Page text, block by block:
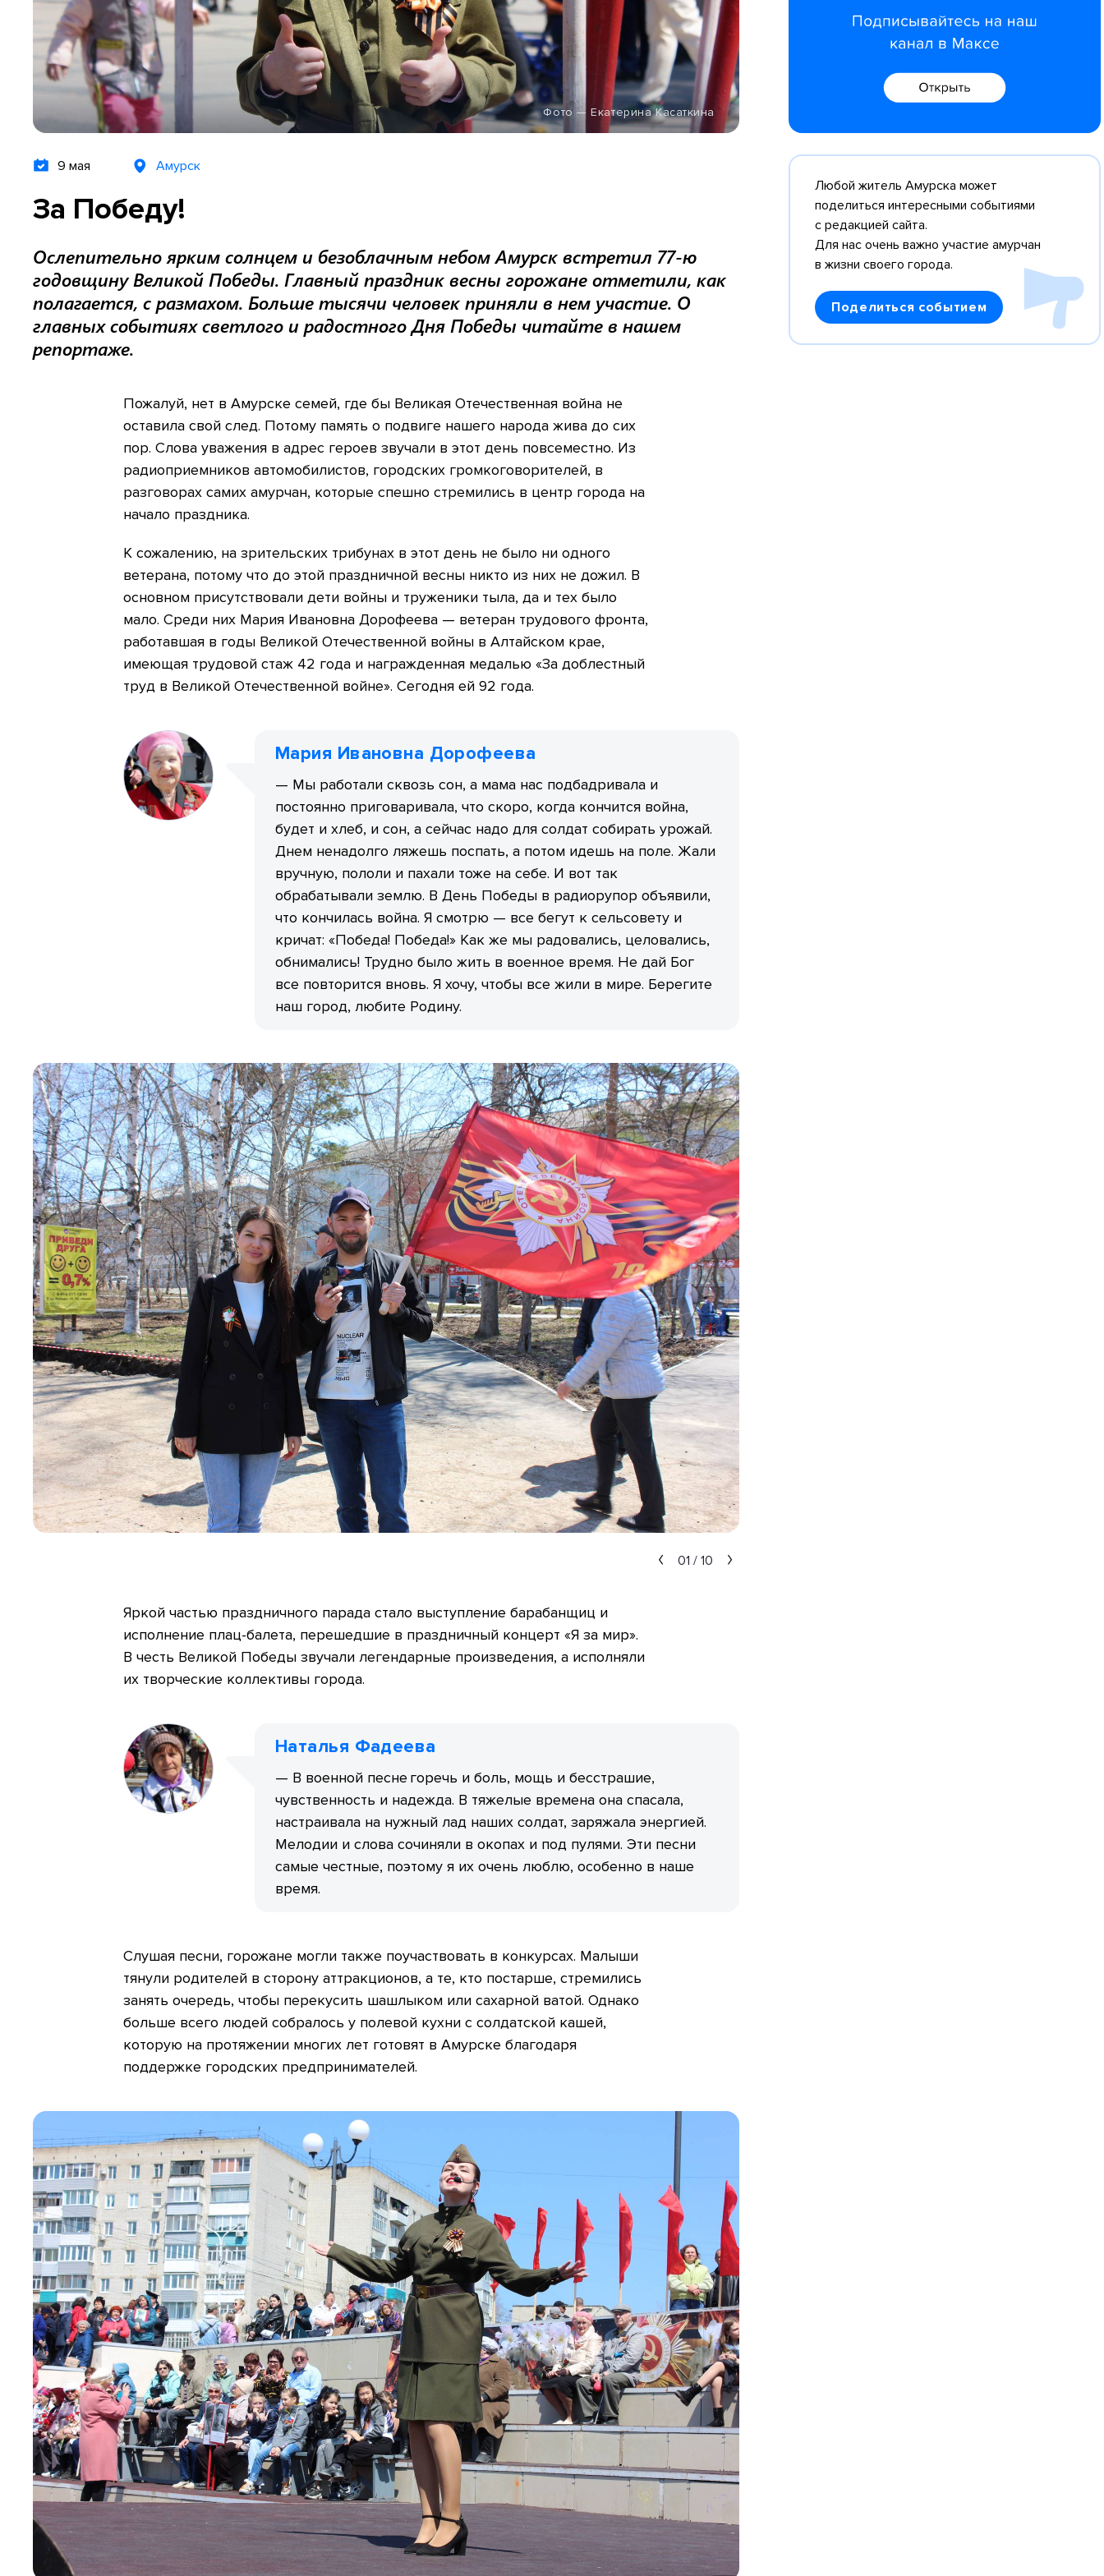
Фото — Екатерина Касаткина
9 мая Амурск
За Победу!
Ослепительно ярким солнцем и безоблачным небом Амурск встретил 77-ю
годовщину Великой Победы. Главный праздник весны горожане отметили, как
полагается, с размахом. Больше тысячи человек приняли в нем участие. О
главных событиях светлого и радостного Дня Победы читайте в нашем
репортаже.
Пожалуй, нет в Амурске семей, где бы Великая Отечественная война не
оставила свой след. Потому память о подвиге нашего народа жива до сих
пор. Слова уважения в адрес героев звучали в этот день повсеместно. Из
радиоприемников автомобилистов, городских громкоговорителей, в
разговорах самих амурчан, которые спешно стремились в центр города на
начало праздника.
К сожалению, на зрительских трибунах в этот день не было ни одного
ветерана, потому что до этой праздничной весны никто из них не дожил. В
основном присутствовали дети войны и труженики тыла, да и тех было
мало. Среди них Мария Ивановна Дорофеева — ветеран трудового фронта,
работавшая в годы Великой Отечественной войны в Алтайском крае,
имеющая трудовой стаж 42 года и награжденная медалью «За доблестный
труд в Великой Отечественной войне». Сегодня ей 92 года.
Мария Ивановна Дорофеева
— Мы работали сквозь сон, а мама нас подбадривала и
постоянно приговаривала, что скоро, когда кончится война,
будет и хлеб, и сон, а сейчас надо для солдат собирать урожай.
Днем ненадолго ляжешь поспать, а потом идешь на поле. Жали
вручную, пололи и пахали тоже на себе. И вот так
обрабатывали землю. В День Победы в радиорупор объявили,
что кончилась война. Я смотрю — все бегут к сельсовету и
кричат: «Победа! Победа!» Как же мы радовались, целовались,
обнимались! Трудно было жить в военное время. Не дай Бог
все повторится вновь. Я хочу, чтобы все жили в мире. Берегите
наш город, любите Родину.
01 / 10
Яркой частью праздничного парада стало выступление барабанщиц и
исполнение плац-балета, перешедшие в праздничный концерт «Я за мир».
В честь Великой Победы звучали легендарные произведения, а исполняли
их творческие коллективы города.
Наталья Фадеева
— В военной песне горечь и боль, мощь и бесстрашие,
чувственность и надежда. В тяжелые времена она спасала,
настраивала на нужный лад наших солдат, заряжала энергией.
Мелодии и слова сочиняли в окопах и под пулями. Эти песни
самые честные, поэтому я их очень люблю, особенно в наше
время.
Слушая песни, горожане могли также поучаствовать в конкурсах. Малыши
тянули родителей в сторону аттракционов, а те, кто постарше, стремились
занять очередь, чтобы перекусить шашлыком или сахарной ватой. Однако
больше всего людей собралось у полевой кухни с солдатской кашей,
которую на протяжении многих лет готовят в Амурске благодаря
поддержке городских предпринимателей.
Любой житель Амурска может
поделиться интересными событиями
с редакцией сайта.
Для нас очень важно участие амурчан
в жизни своего города.
Поделиться событием